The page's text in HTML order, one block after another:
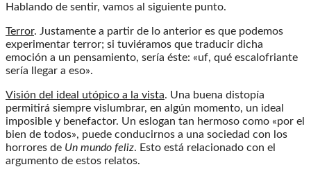
Hablando de sentir, vamos al siguiente punto.
Terror. Justamente a partir de lo anterior es que podemos
experimentar terror; si tuviéramos que traducir dicha
emoción a un pensamiento, sería éste: «uf, qué escalofriante
sería llegar a eso».
Visión del ideal utópico a la vista. Una buena distopía
permitirá siempre vislumbrar, en algún momento, un ideal
imposible y benefactor. Un eslogan tan hermoso como «por el
bien de todos», puede conducirnos a una sociedad con los
horrores de Un mundo feliz. Esto está relacionado con el
argumento de estos relatos.